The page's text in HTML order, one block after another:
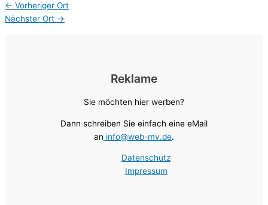
← Vorheriger Ort
Nächster Ort →
Reklame
Sie möchten hier werben?
Dann schreiben Sie einfach eine eMail
an info@web-mv.de.
Datenschutz
Impressum